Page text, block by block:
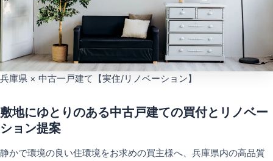
兵庫県 × 中古一戸建て【実住/リノベーション】
敷地にゆとりのある中古戸建ての買付とリノベー
ション提案
静かで環境の良い住環境をお求めの買主様へ、兵庫県内の高品質